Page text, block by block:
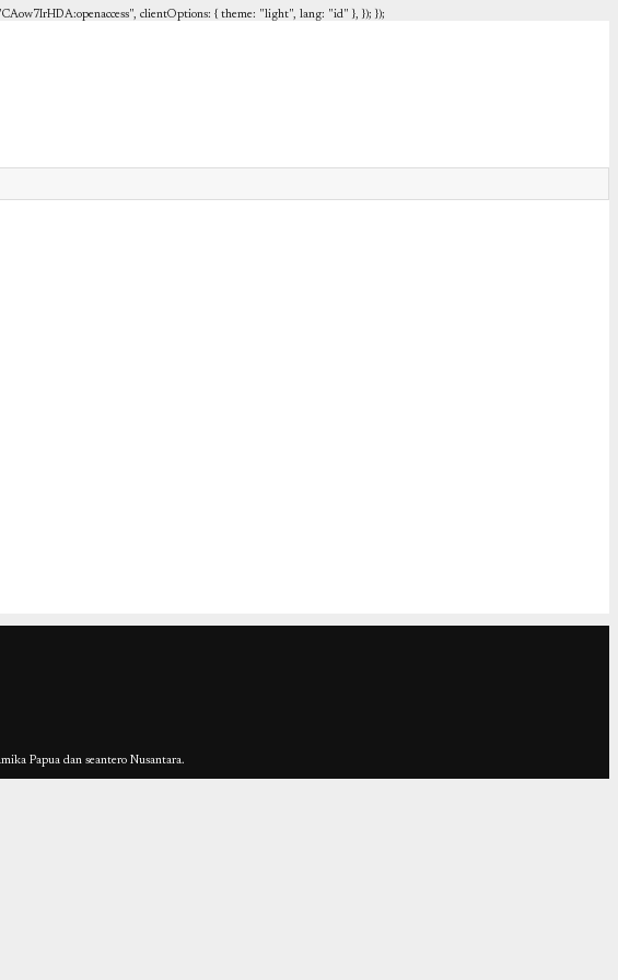
clientOptions: { theme: "light", lang: "id" }, }); });
Papua dan seantero Nusantara.